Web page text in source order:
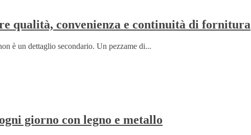
qualità, convenienza e continuità di fornitura
è un dettaglio secondario. Un pezzame di...
giorno con legno e metallo